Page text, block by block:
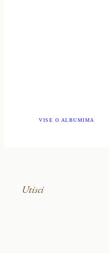
VISE O ALBUMIMA
Utisci